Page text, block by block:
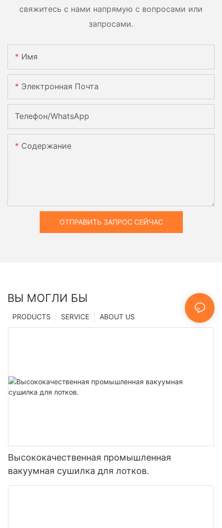
свяжитесь с нами напрямую с вопросами или
запросами.
Имя
Электронная Почта
Телефон/WhatsApp
Содержание
ОТПРАВИТЬ ЗАПРОС СЕЙЧАС
ВЫ МОГЛИ БЫ
ABOUT US
SERVICE
PRODUCTS
Высококачественная промышленная
вакуумная сушилка для лотков.